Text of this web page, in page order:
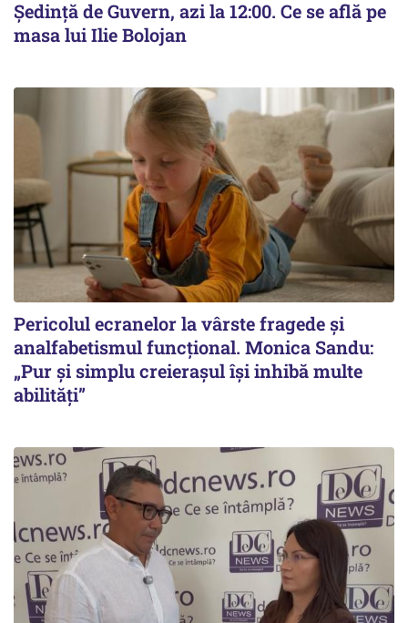
Ședință de Guvern, azi la 12:00. Ce se află pe
masa lui Ilie Bolojan
Pericolul ecranelor la vârste fragede și
analfabetismul funcțional. Monica Sandu:
„Pur și simplu creierașul își inhibă multe
abilități”